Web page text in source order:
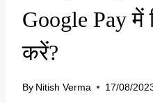
Google Pay
करें?
By Nitish Verma 17/08/